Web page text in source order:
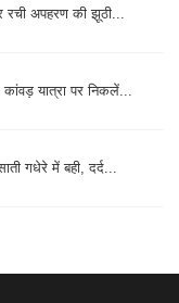
रची अपहरण की झूठी...
यात्रा पर निकलें...
गधेरे में बही, दर्द...